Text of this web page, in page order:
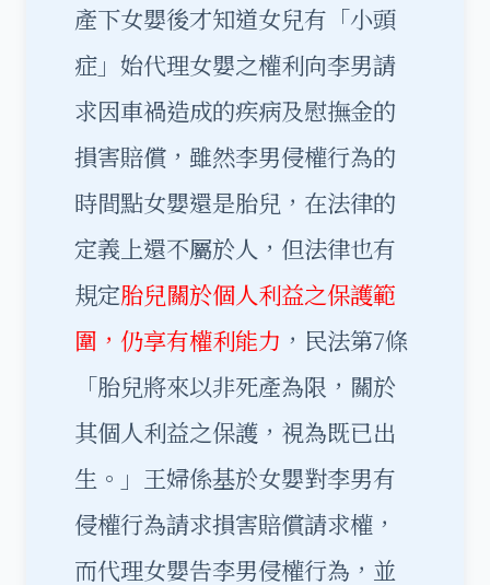
產下女嬰後才知道女兒有「小頭
症」始代理女嬰之權利向李男請
求因車禍造成的疾病及慰撫金的
損害賠償，雖然李男侵權行為的
時間點女嬰還是胎兒，在法律的
定義上還不屬於人，但法律也有
規定胎兒關於個人利益之保護範
圍，仍享有權利能力 ，民法第7條
「胎兒將來以非死產為限，關於
其個人利益之保護，視為既已出
生。」王婦係基於女嬰對李男有
侵權行為請求損害賠償請求權，
而代理女嬰告李男侵權行為，並